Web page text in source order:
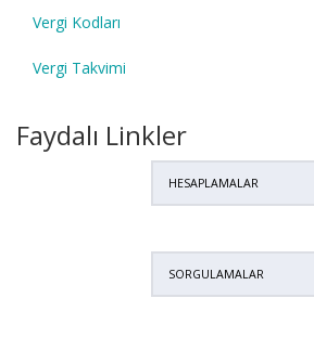
Vergi Kodları
Vergi Takvimi
Faydalı Linkler